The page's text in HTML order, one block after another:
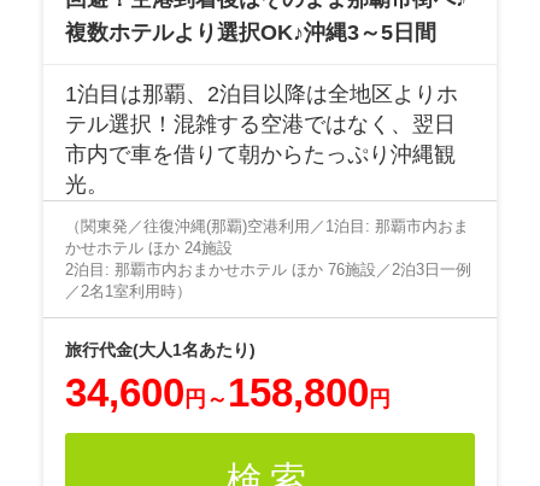
複数ホテルより選択OK♪沖縄3～5日間
34,600 円 ～ 158,800 円
1泊目は那覇、2泊目以降は全地区よりホ
テル選択！混雑する空港ではなく、翌日
市内で車を借りて朝からたっぷり沖縄観
光。
（関東発／往復沖縄(那覇)空港利用／1泊目: 那覇市内おま
かせホテル ほか 24施設
2泊目: 那覇市内おまかせホテル ほか 76施設／2泊3日一例
／2名1室利用時）